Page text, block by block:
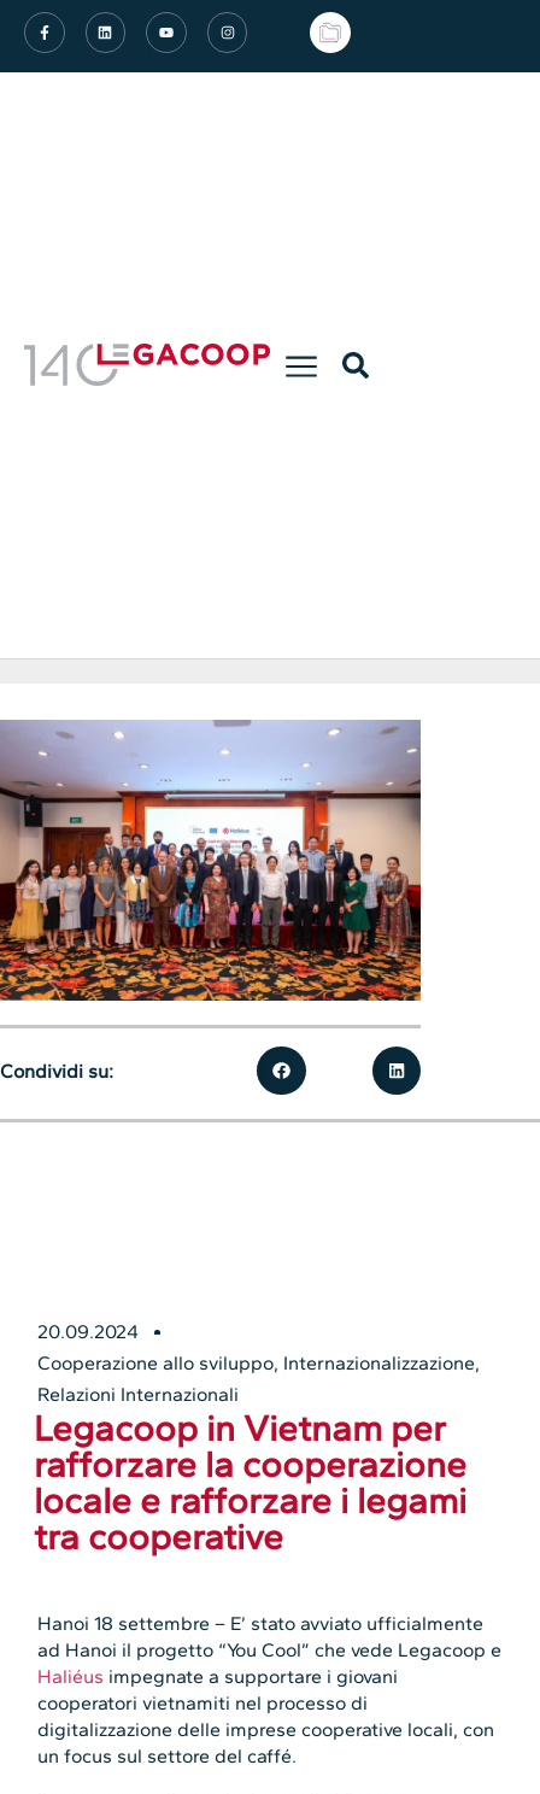
20.09.2024
Cooperazione allo sviluppo, Internazionalizzazione,
Relazioni Internazionali
Legacoop in Vietnam per
rafforzare la cooperazione
locale e rafforzare i legami
tra cooperative
Hanoi 18 settembre – E’ stato avviato ufficialmente
ad Hanoi il progetto “You Cool” che vede Legacoop e
Haliéus impegnate a supportare i giovani
cooperatori vietnamiti nel processo di
digitalizzazione delle imprese cooperative locali, con
un focus sul settore del caffé.
Condividi su: